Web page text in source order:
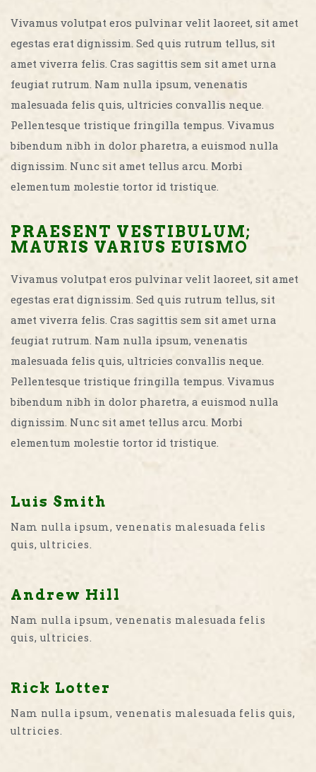
Vivamus volutpat eros pulvinar velit laoreet, sit amet
egestas erat dignissim. Sed quis rutrum tellus, sit
amet viverra felis. Cras sagittis sem sit amet urna
feugiat rutrum. Nam nulla ipsum, venenatis
malesuada felis quis, ultricies convallis neque.
Pellentesque tristique fringilla tempus. Vivamus
bibendum nibh in dolor pharetra, a euismod nulla
dignissim. Nunc sit amet tellus arcu. Morbi
elementum molestie tortor id tristique.
PRAESENT VESTIBULUM;
MAURIS VARIUS EUISMO
Vivamus volutpat eros pulvinar velit laoreet, sit amet
egestas erat dignissim. Sed quis rutrum tellus, sit
amet viverra felis. Cras sagittis sem sit amet urna
feugiat rutrum. Nam nulla ipsum, venenatis
malesuada felis quis, ultricies convallis neque.
Pellentesque tristique fringilla tempus. Vivamus
bibendum nibh in dolor pharetra, a euismod nulla
dignissim. Nunc sit amet tellus arcu. Morbi
elementum molestie tortor id tristique.
Luis Smith
Nam nulla ipsum, venenatis malesuada felis
quis, ultricies.
Andrew Hill
Nam nulla ipsum, venenatis malesuada felis
quis, ultricies.
Rick Lotter
Nam nulla ipsum, venenatis malesuada felis quis,
ultricies.